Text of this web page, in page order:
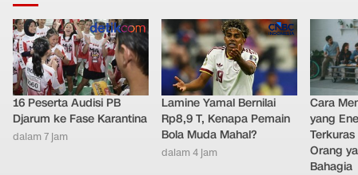
16 Peserta Audisi PB
Djarum ke Fase Karantina
dalam 7 jam
Lamine Yamal Bernilai
Rp8,9 T, Kenapa Pemain
Bola Muda Mahal?
dalam 4 jam
Cara
yang
Orang
Bahagia